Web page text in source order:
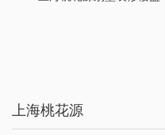
上海桃花源